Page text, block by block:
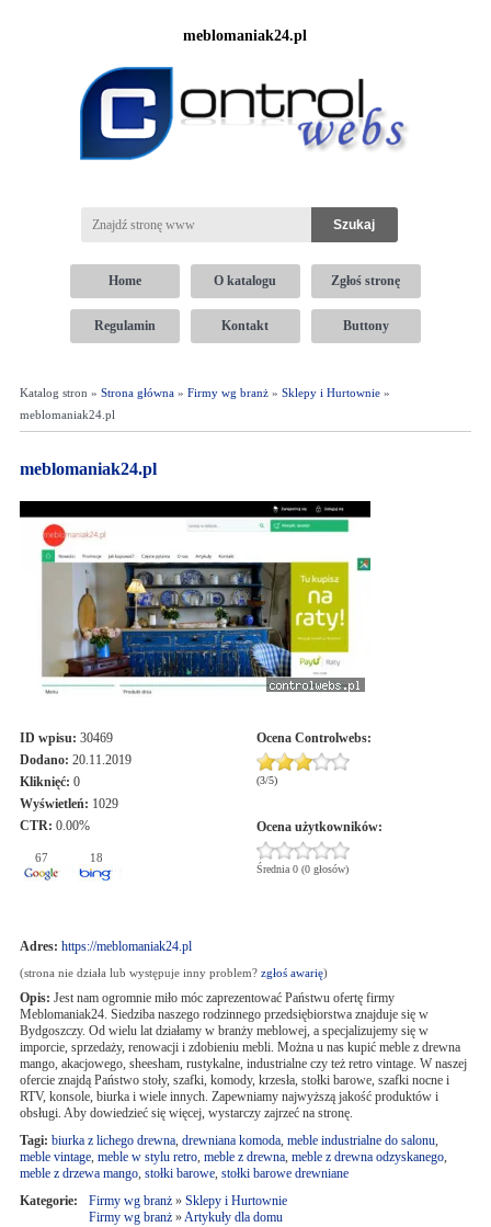
meblomaniak24.pl
Home O katalogu Zgłoś stronę
Regulamin Kontakt Buttony
Katalog stron » Strona główna» Firmy wg branż» Sklepy i Hurtownie»
meblomaniak24.pl
meblomaniak24.pl
ID wpisu: 30469
Dodano: 20.11.2019
Kliknięć: 0
Wyświetleń: 1029
CTR: 0.00%
67 18
Ocena Controlwebs:
(3/5)
Ocena użytkowników:
Średnia 0 (0 głosów)
Adres: https://meblomaniak24.pl
(strona nie działa lub występuje inny problem? zgłoś awarię)
Opis: Jest nam ogromnie miło móc zaprezentować Państwu ofertę firmy
Meblomaniak24. Siedziba naszego rodzinnego przedsiębiorstwa znajduje się w
Bydgoszczy. Od wielu lat działamy w branży meblowej, a specjalizujemy się w
imporcie, sprzedaży, renowacji i zdobieniu mebli. Można u nas kupić meble z drewna
mango, akacjowego, sheesham, rustykalne, industrialne czy też retro vintage. W naszej
ofercie znajdą Państwo stoły, szafki, komody, krzesła, stołki barowe, szafki nocne i
RTV, konsole, biurka i wiele innych. Zapewniamy najwyższą jakość produktów i
obsługi. Aby dowiedzieć się więcej, wystarczy zajrzeć na stronę.
Tagi: biurka z lichego drewna, drewniana komoda, meble industrialne do salonu,
meble vintage, meble w stylu retro, meble z drewna, meble z drewna odzyskanego,
meble z drzewa mango, stołki barowe, stołki barowe drewniane
Kategorie:
Firmy wg branż» Sklepy i Hurtownie
Firmy wg branż»Artykuły dla domu